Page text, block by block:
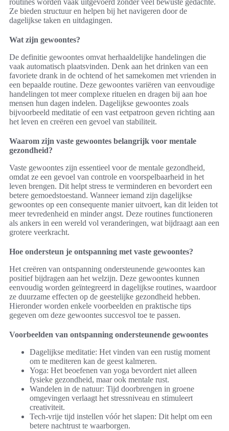
routines worden vaak uitgevoerd zonder veel bewuste gedachte.
Ze bieden structuur en helpen bij het navigeren door de
dagelijkse taken en uitdagingen.
Wat zijn gewoontes?
De definitie gewoontes omvat herhaaldelijke handelingen die
vaak automatisch plaatsvinden. Denk aan het drinken van een
favoriete drank in de ochtend of het samekomen met vrienden in
een bepaalde routine. Deze gewoontes variëren van eenvoudige
handelingen tot meer complexe rituelen en dragen bij aan hoe
mensen hun dagen indelen. Dagelijkse gewoontes zoals
bijvoorbeeld meditatie of een vast eetpatroon geven richting aan
het leven en creëren een gevoel van stabiliteit.
Waarom zijn vaste gewoontes belangrijk voor mentale
gezondheid?
Vaste gewoontes zijn essentieel voor de mentale gezondheid,
omdat ze een gevoel van controle en voorspelbaarheid in het
leven brengen. Dit helpt stress te verminderen en bevordert een
betere gemoedstoestand. Wanneer iemand zijn dagelijkse
gewoontes op een consequente manier uitvoert, kan dit leiden tot
meer tevredenheid en minder angst. Deze routines functioneren
als ankers in een wereld vol veranderingen, wat bijdraagt aan een
grotere veerkracht.
Hoe ondersteun je ontspanning met vaste gewoontes?
Het creëren van ontspanning ondersteunende gewoontes kan
positief bijdragen aan het welzijn. Deze gewoontes kunnen
eenvoudig worden geïntegreerd in dagelijkse routines, waardoor
ze duurzame effecten op de geestelijke gezondheid hebben.
Hieronder worden enkele voorbeelden en praktische tips
gegeven om deze gewoontes succesvol toe te passen.
Voorbeelden van ontspanning ondersteunende gewoontes
Dagelijkse meditatie: Het vinden van een rustig moment
om te mediteren kan de geest kalmeren.
Yoga: Het beoefenen van yoga bevordert niet alleen
fysieke gezondheid, maar ook mentale rust.
Wandelen in de natuur: Tijd doorbrengen in groene
omgevingen verlaagt het stressniveau en stimuleert
creativiteit.
Tech-vrije tijd instellen vóór het slapen: Dit helpt om een
betere nachtrust te waarborgen.